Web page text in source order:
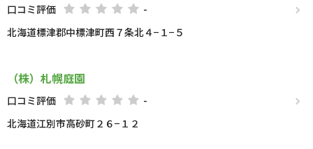
口コミ評価
-
北海道標津郡中標津町西７条北４−１−５
（株）札幌庭園
口コミ評価
-
北海道江別市高砂町２６−１２